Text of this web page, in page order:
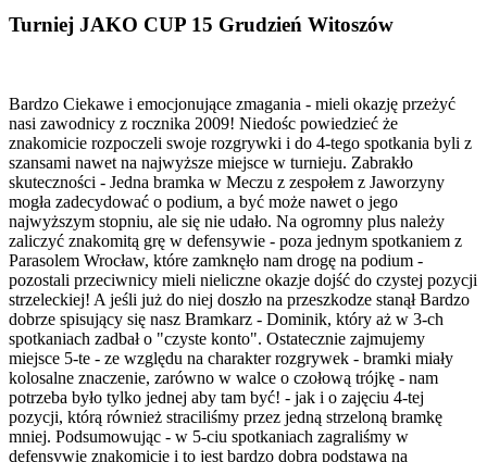
Turniej JAKO CUP 15 Grudzień Witoszów
Bardzo Ciekawe i emocjonujące zmagania - mieli okazję przeżyć
nasi zawodnicy z rocznika 2009! Niedośc powiedzieć że
znakomicie rozpoczeli swoje rozgrywki i do 4-tego spotkania byli z
szansami nawet na najwyższe miejsce w turnieju. Zabrakło
skuteczności - Jedna bramka w Meczu z zespołem z Jaworzyny
mogła zadecydować o podium, a być może nawet o jego
najwyższym stopniu, ale się nie udało. Na ogromny plus należy
zaliczyć znakomitą grę w defensywie - poza jednym spotkaniem z
Parasolem Wrocław, które zamknęło nam drogę na podium -
pozostali przeciwnicy mieli nieliczne okazje dojść do czystej pozycji
strzeleckiej! A jeśli już do niej doszło na przeszkodze stanął Bardzo
dobrze spisujący się nasz Bramkarz - Dominik, który aż w 3-ch
spotkaniach zadbał o "czyste konto". Ostatecznie zajmujemy
miejsce 5-te - ze względu na charakter rozgrywek - bramki miały
kolosalne znaczenie, zarówno w walce o czołową trójkę - nam
potrzeba było tylko jednej aby tam być! - jak i o zajęciu 4-tej
pozycji, którą również straciliśmy przez jedną strzeloną bramkę
mniej. Podsumowując - w 5-ciu spotkaniach zagraliśmy w
defensywie znakomicie i to jest bardzo dobra podstawa na